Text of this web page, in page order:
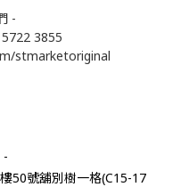
-
3855
stmarketoriginal
-
50號舖別樹一格(C15-17